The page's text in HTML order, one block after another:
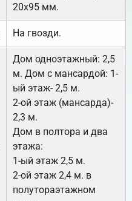
20х95 мм.
На гвозди.
Дом одноэтажный: 2,5
м. Дом с мансардой: 1-
ый этаж- 2,5 м.
2-ой этаж (мансарда)-
2,3 м.
Дом в полтора и два
этажа:
1-ый этаж 2,5 м.
2-ой этаж 2,4 м. в
полутораэтажном